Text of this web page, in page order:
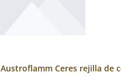
Austroflamm Ceres rejilla de